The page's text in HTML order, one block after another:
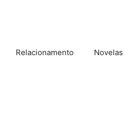
Relacionamento Novelas